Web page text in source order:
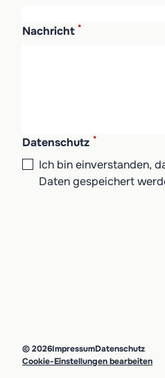
Nachricht *
Datenschutz *
Ich bin einverstanden,
Daten gespeichert
© 2026ImpressumDatenschutz
Cookie-Einstellungen bearbeiten